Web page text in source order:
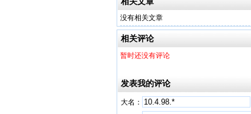
没有相关文章
相关评论
暂时还没有评论
发表我的评论
大名：